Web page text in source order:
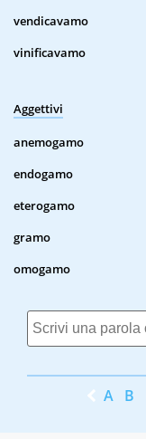
vendicavamo
vinificavamo
Aggettivi
anemogamo
endogamo
eterogamo
gramo
omogamo
A B